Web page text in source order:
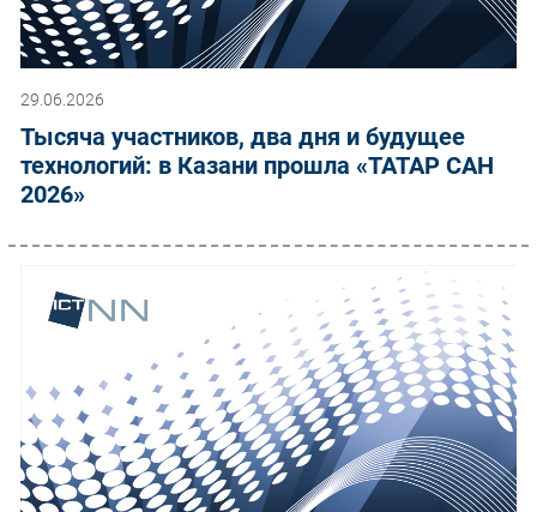
29.06.2026
Тысяча участников, два дня и будущее
технологий: в Казани прошла «ТАТАР САН
2026»